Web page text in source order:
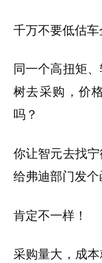
千万不要低估车
同一个高扭矩
树去采购，价
吗？
你让智元去找
给弗迪部门发
肯定不一样！
采购量大，成